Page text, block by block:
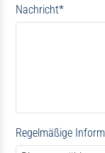
Nachricht*
Regelmäßige